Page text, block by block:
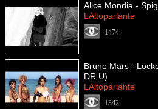
Alice Mondia -
LAltoparlante
1474
Bruno Mars -
DR.U)
LAltoparlante
1342